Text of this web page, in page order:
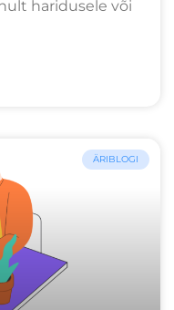
haridusele või
ÄRIBLOGI